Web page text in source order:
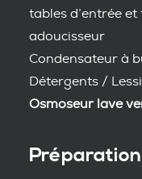
tables d’entrée
adoucisseur
Condensateur à
Détergents /
Osmoseur lave